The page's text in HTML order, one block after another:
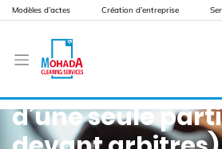
Modèles d’actes Création d’entreprise
Requête aux
d’une seule